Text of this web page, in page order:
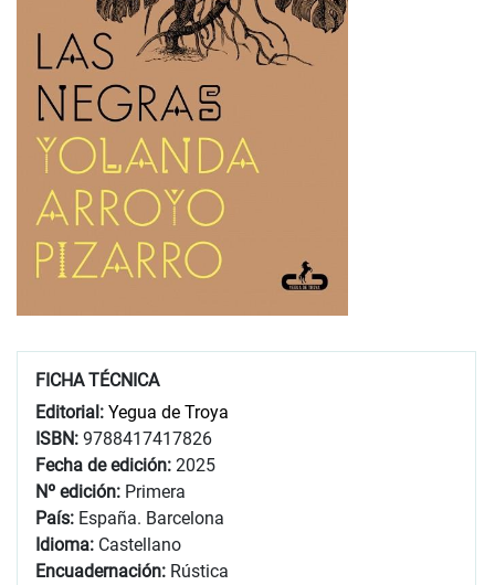
FICHA TÉCNICA
Editorial: Yegua de Troya
ISBN: 9788417417826
Fecha de edición: 2025
Nº edición: Primera
País: España. Barcelona
Idioma: Castellano
Encuadernación: Rústica